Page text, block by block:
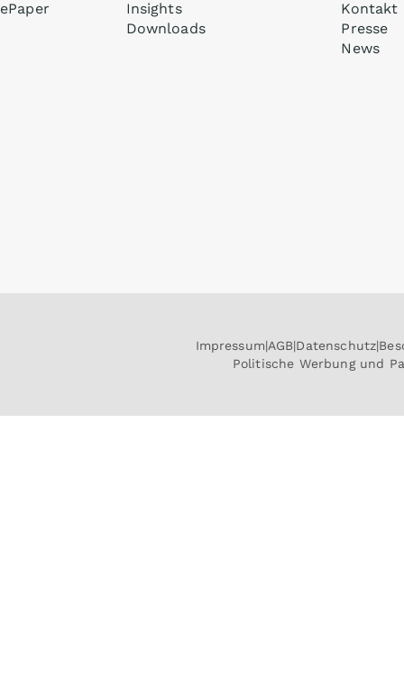
ePaper
Insights
Downloads
Kontakt
Presse
News
Impressum AGB Datenschutz
Politische Werbung und